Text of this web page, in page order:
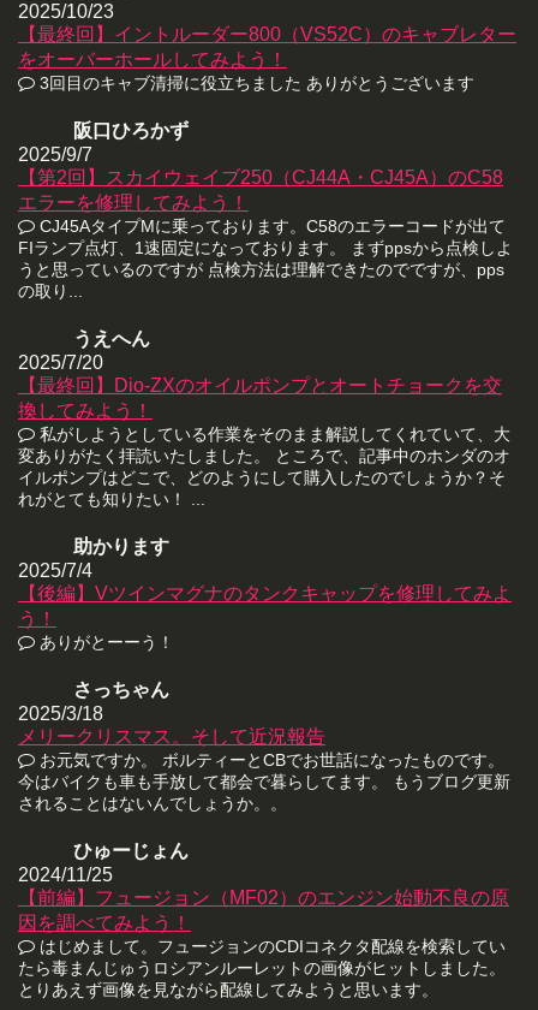
2025/10/23
【最終回】イントルーダー800（VS52C）のキャブレター
をオーバーホールしてみよう！
3回目のキャブ清掃に役立ちました ありがとうございます
阪口ひろかず
2025/9/7
【第2回】スカイウェイブ250（CJ44A・CJ45A）のC58
エラーを修理してみよう！
CJ45AタイプMに乗っております。C58のエラーコードが出て
FIランプ点灯、1速固定になっております。 まずppsから点検しよ
うと思っているのですが 点検方法は理解できたのでですが、pps
の取り...
うえへん
2025/7/20
【最終回】Dio-ZXのオイルポンプとオートチョークを交
換してみよう！
私がしようとしている作業をそのまま解説してくれていて、大
変ありがたく拝読いたしました。 ところで、記事中のホンダのオ
イルポンプはどこで、どのようにして購入したのでしょうか？そ
れがとても知りたい！ ...
助かります
2025/7/4
【後編】Vツインマグナのタンクキャップを修理してみよ
う！
ありがとーーう！
さっちゃん
2025/3/18
メリークリスマス。そして近況報告
お元気ですか。 ボルティーとCBでお世話になったものです。
今はバイクも車も手放して都会で暮らしてます。 もうブログ更新
されることはないんでしょうか。。
ひゅーじょん
2024/11/25
【前編】フュージョン（MF02）のエンジン始動不良の原
因を調べてみよう！
はじめまして。フュージョンのCDIコネクタ配線を検索してい
たら毒まんじゅうロシアンルーレットの画像がヒットしました。
とりあえず画像を見ながら配線してみようと思います。